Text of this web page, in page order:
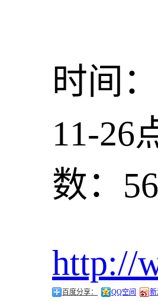
时间
11-26
数：
http://
百度分享： QQ空间